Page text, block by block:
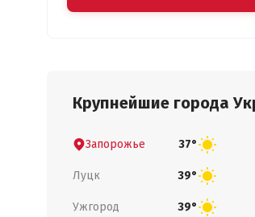
Крупнейшие города
Запорожье 37°
Луцк 39°
Ужгород 39°